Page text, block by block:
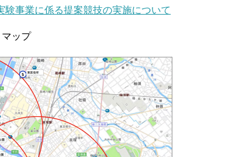
事業に係る提案競技の実施について
ップ